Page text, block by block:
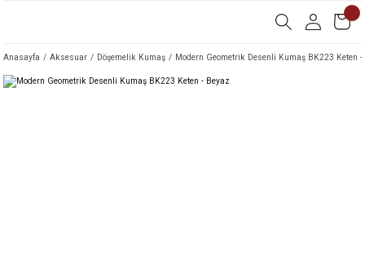
Anasayfa Aksesuar Döşemelik Kumaş Modern Geometrik Desenli Kumaş BK223 Keten -